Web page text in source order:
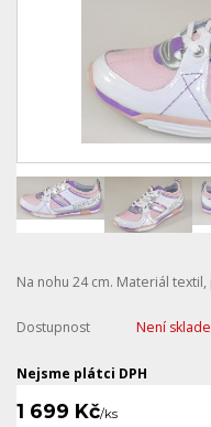
Na nohu 24 cm. Materiál
Dostupnost Není
Nejsme plátci DPH
1 699 Kč/ks